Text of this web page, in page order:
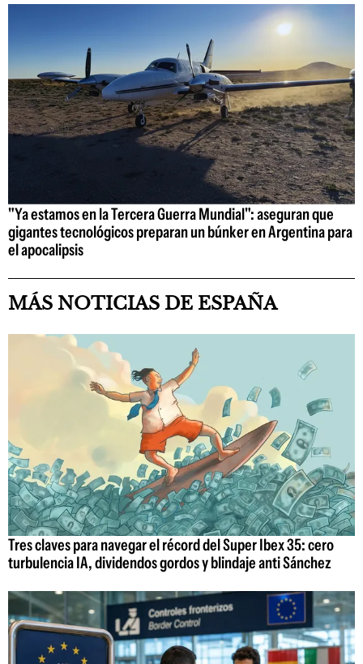
"Ya estamos en la Tercera Guerra Mundial": aseguran que
gigantes tecnológicos preparan un búnker en Argentina para
el apocalipsis
MÁS NOTICIAS DE ESPAÑA
Tres claves para navegar el récord del Super Ibex 35: cero
turbulencia IA, dividendos gordos y blindaje anti Sánchez